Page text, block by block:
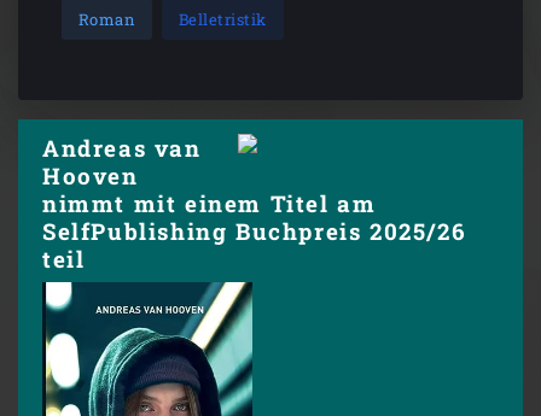
Roman Belletristik
Andreas van
Hooven
nimmt mit einem Titel am
SelfPublishing Buchpreis 2025/26
teil